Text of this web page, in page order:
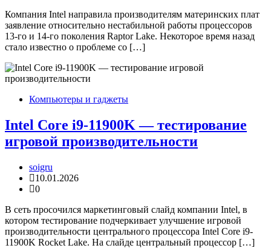
Компания Intel направила производителям материнских плат
заявление относительно нестабильной работы процессоров
13-го и 14-го поколения Raptor Lake. Некоторое время назад
стало известно о проблеме со […]
Компьютеры и гаджеты
Intel Core i9-11900K — тестирование
игровой производительности
soigru
10.01.2026
0
В сеть просочился маркетинговый слайд компании Intel, в
котором тестирование подчеркивает улучшение игровой
производительности центрального процессора Intel Core i9-
11900K Rocket Lake. На слайде центральный процессор […]